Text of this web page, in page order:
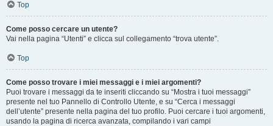
Top
Come posso cercare un utente?
Vai nella pagina “Utenti” e clicca sul collegamento “trova utente”.
Top
Come posso trovare i miei messaggi e i miei argomenti?
Puoi trovare i messaggi da te inseriti cliccando su “Mostra i tuoi messaggi”
presente nel tuo Pannello di Controllo Utente, e su “Cerca i messaggi
dell’utente” presente nella pagina del tuo profilo. Puoi cercare i tuoi argomenti,
usando la pagina di ricerca avanzata, compilando i vari campi